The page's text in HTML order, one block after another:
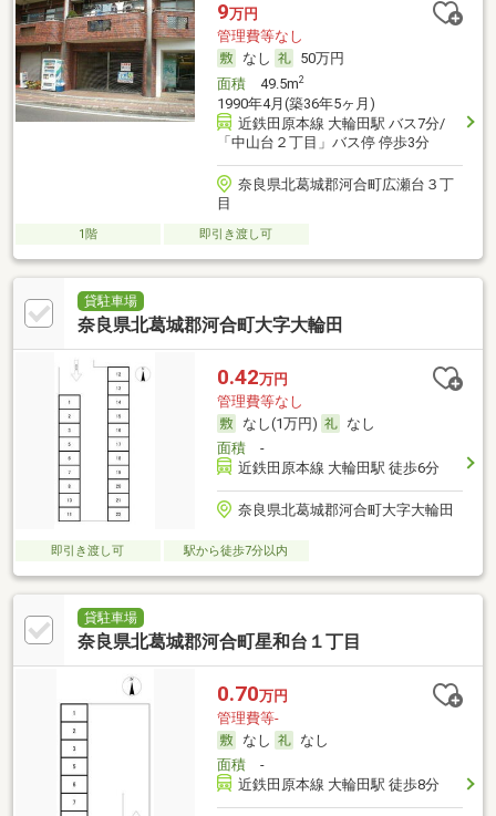
9万円
管理費等なし
なし
50万円
面積49.5m2
1990年4月(築36年5ヶ月)
近鉄田原本線 大輪田駅 バス7分/
「中山台２丁目」バス停 停歩3分
奈良県北葛城郡河合町広瀬台３丁
目
1階 即引き渡し可
貸駐車場
奈良県北葛城郡河合町大字大輪田
0.42万円
管理費等なし
なし(1万円)
なし
面積-
近鉄田原本線 大輪田駅 徒歩6分
奈良県北葛城郡河合町大字大輪田
即引き渡し可 駅から徒歩7分以内
貸駐車場
奈良県北葛城郡河合町星和台１丁目
0.70万円
管理費等-
なし
なし
面積-
近鉄田原本線 大輪田駅 徒歩8分